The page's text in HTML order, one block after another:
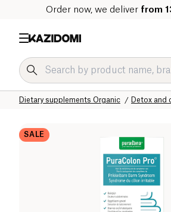
Order now, we deliver from
Detox
Dietary supplements Organic
Wellness &
Our organic catalog
Home
SALE